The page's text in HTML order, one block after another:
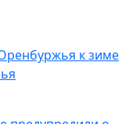
к зиме